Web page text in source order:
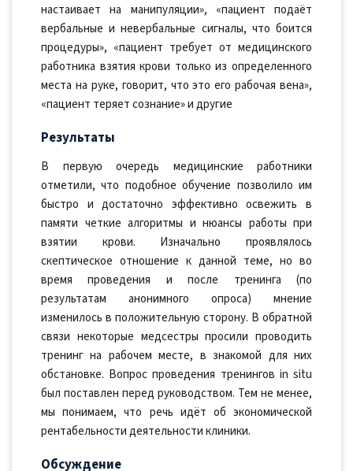
настаивает на манипуляции», «пациент подаёт
вербальные и невербальные сигналы, что боится
процедуры», «пациент требует от медицинского
работника взятия крови только из определенного
места на руке, говорит, что это его рабочая вена»,
«пациент теряет сознание» и другие
Результаты
В первую очередь медицинские работники
отметили, что подобное обучение позволило им
быстро и достаточно эффективно освежить в
памяти четкие алгоритмы и нюансы работы при
взятии крови. Изначально проявлялось
скептическое отношение к данной теме, но во
время проведения и после тренинга (по
результатам анонимного опроса) мнение
изменилось в положительную сторону. В обратной
связи некоторые медсестры просили проводить
тренинг на рабочем месте, в знакомой для них
обстановке. Вопрос проведения тренингов in situ
был поставлен перед руководством. Тем не менее,
мы понимаем, что речь идёт об экономической
рентабельности деятельности клиники.
Обсуждение